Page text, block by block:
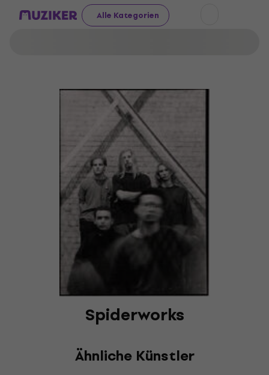
Alle Kategorien
Spiderworks
Ähnliche Künstler